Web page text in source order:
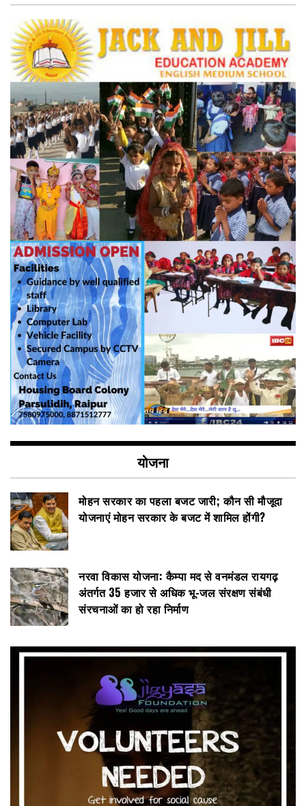
योजना
मोहन सरकार का पहला बजट जारी; कौन सी मौजूदा
योजनाएं मोहन सरकार के बजट में शामिल होंगी?
नरवा विकास योजना: कैम्पा मद से वनमंडल रायगढ़
अंतर्गत 35 हजार से अधिक भू-जल संरक्षण संबंधी
संरचनाओं का हो रहा निर्माण